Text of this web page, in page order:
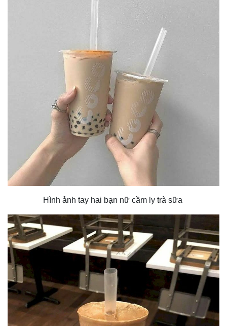
Hình ảnh tay hai bạn nữ cầm ly trà sữa